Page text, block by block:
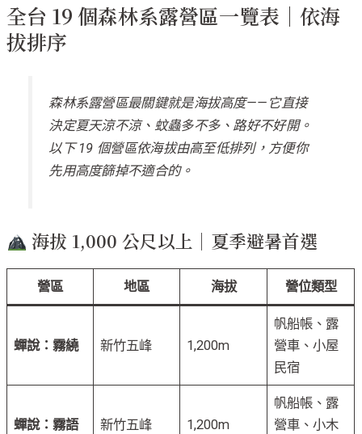
全台 19 個森林系露營區一覽表｜依海
拔排序
森林系露營區最關鍵就是海拔高度——它直接
決定夏天涼不涼、蚊蟲多不多、路好不好開。
以下 19 個營區依海拔由高至低排列，方便你
先用高度篩掉不適合的。
海拔 1,000 公尺以上｜夏季避暑首選
營區 地區 海拔 營位類型
蟬說：霧繞 新竹五峰 1,200m
帆船帳、露
營車、小屋
民宿
蟬說：霧語 新竹五峰 1,200m
帆船帳、露
營車、小木